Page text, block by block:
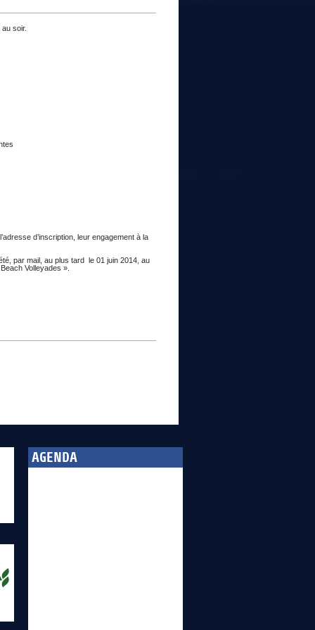
au soir.
d’inscription, leur engagement à la
par mail, au plus tard le 01 juin 2014, au
Volleyades ».
AGENDA